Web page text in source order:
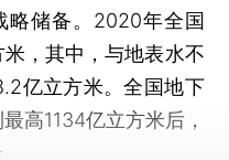
略储备。2020年全国
，其中，与地表水不
亿立方米。全国地下
高1134亿立方米后，